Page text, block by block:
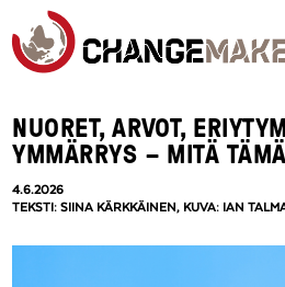
NUORET, ARVOT,
YMMÄRRYS – MITÄ
4.6.2026
TEKSTI: SIINA KÄRKKÄINEN, KUVA: IAN